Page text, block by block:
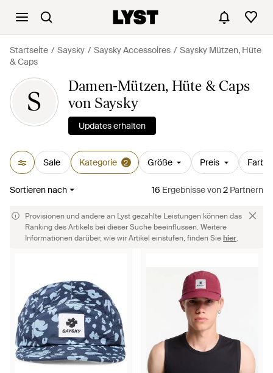
Startseite Saysky Saysky Accessoires
Saysky Mützen, Hüte
& Caps
S
Damen-Mützen, Hüte & Caps
von Saysky
Updates erhalten
Sale Kategorie 2 Größe Preis Farbe
Sortieren nach 16 Ergebnissevon2 Partnern
Provisionen und andere an Lyst gezahlte Leistungen können das
Ranking des Artikels bei dieser Suche beeinflussen. Weitere
Informationen darüber, wie wir Artikel einstufen, finden Siehier.